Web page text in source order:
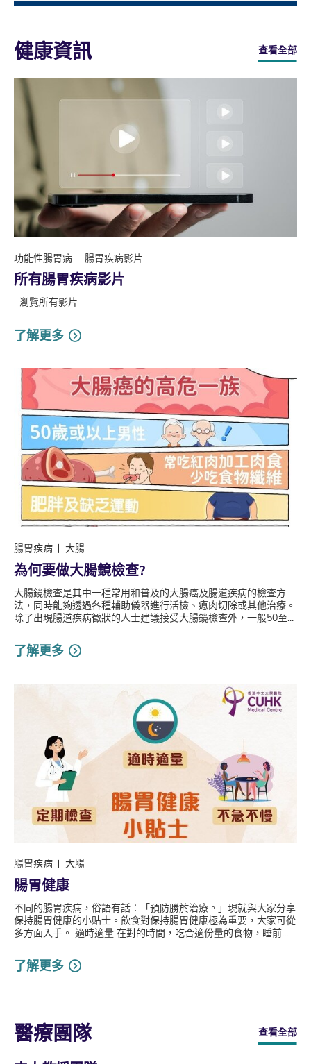
健康資訊 查看全部
功能性腸胃病 腸胃疾病影片
所有腸胃疾病影片
瀏覽所有影片
了解更多
腸胃疾病 大腸
為何要做大腸鏡檢查?
大腸鏡檢查是其中一種常用和普及的大腸癌及腸道疾病的檢查方
法，同時能夠透過各種輔助儀器進行活檢、瘜肉切除或其他治療。
除了出現腸道疾病徵狀的人士建議接受大腸鏡檢查外，一般50至...
了解更多
腸胃疾病 大腸
腸胃健康
不同的腸胃疾病，俗語有話︰「預防勝於治療。」現就與大家分享
保持腸胃健康的小貼士。飲食對保持腸胃健康極為重要，大家可從
多方面入手。 適時適量 在對的時間，吃合適份量的食物，睡前...
了解更多
醫療團隊 查看全部